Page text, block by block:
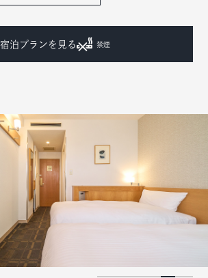
宿泊プランを見る 禁煙